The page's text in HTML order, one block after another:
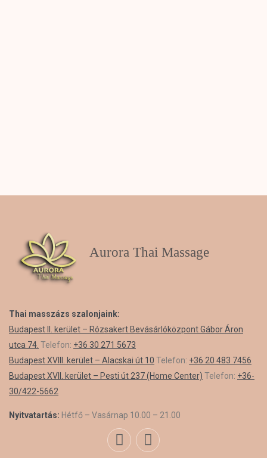
Aurora Thai Massage
Thai masszázs szalonjaink:
Budapest II. kerület – Rózsakert Bevásárlóközpont Gábor Áron
utca 74. Telefon: +36 30 271 5673
Budapest XVIII. kerület – Alacskai út 10 Telefon: +36 20 483 7456
Budapest XVII. kerület – Pesti út 237 (Home Center) Telefon: +36-
30/422-5662
Nyitvatartás: Hétfő – Vasárnap 10.00 – 21.00